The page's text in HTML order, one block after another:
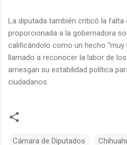
La diputada también criticó la falta
proporcionada a la gobernadora
calificándolo como un hecho “muy
llamado a reconocer la labor de
arriesgan su estabilidad política
ciudadanos.
Cámara de Diputados